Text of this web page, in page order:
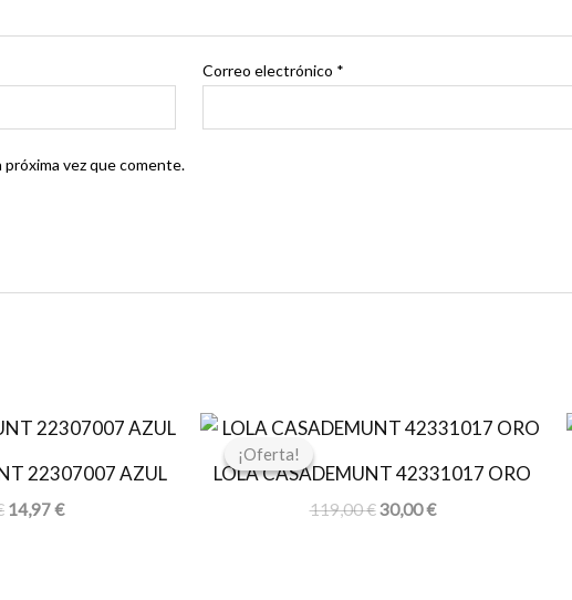
Correo electrónico *
vez que comente.
22307007 AZUL
El
original
era:
29,95 €.
14,97€
El
actual
es:
14,97 €.
¡Oferta!
¡Oferta!
LOLA CASADEMUNT 42331017 ORO
119,00€
El
original
era:
119,00 €.
30,00€
El
actual
es:
30,00 €.